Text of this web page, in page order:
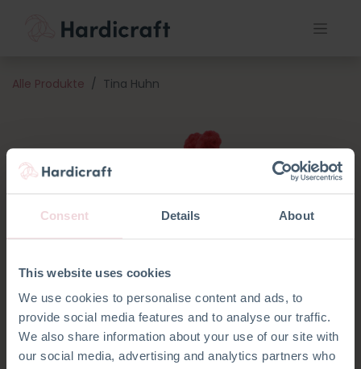
Consent Details About
This website uses cookies
We use cookies to personalise content and ads, to
provide social media features and to analyse our traffic.
We also share information about your use of our site with
our social media, advertising and analytics partners who
Alle Produkte Tina Huhn